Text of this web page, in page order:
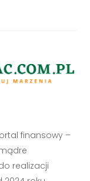
finansowy –
realizacji